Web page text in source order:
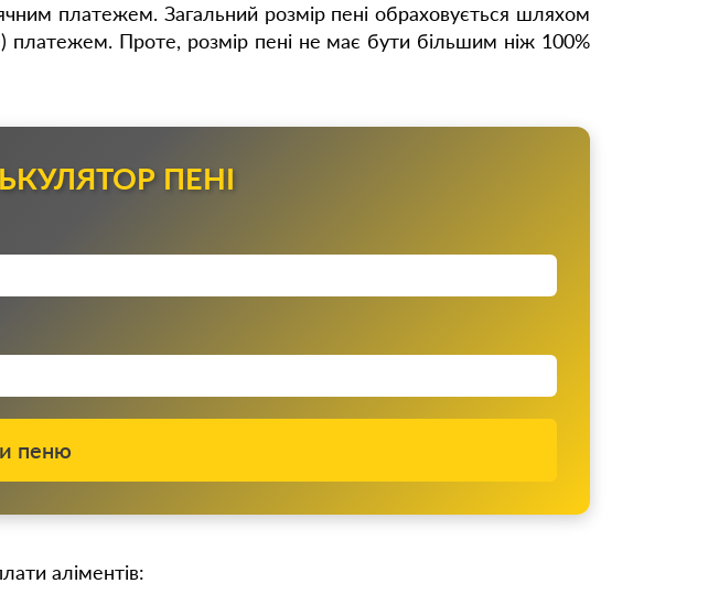
платежем. Загальний розмір пені обраховується шляхом
платежем. Проте, розмір пені не має бути більшим ніж 100%
ПЕНІ
пеню
аліментів: